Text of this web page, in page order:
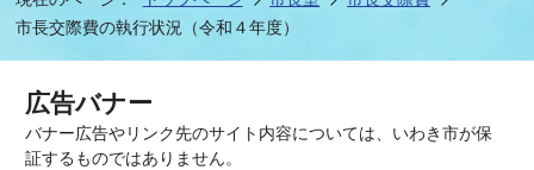
市長交際費の執行状況（令和４年度）
広告バナー
バナー広告やリンク先のサイト内容については、いわき市が保
証するものではありません。